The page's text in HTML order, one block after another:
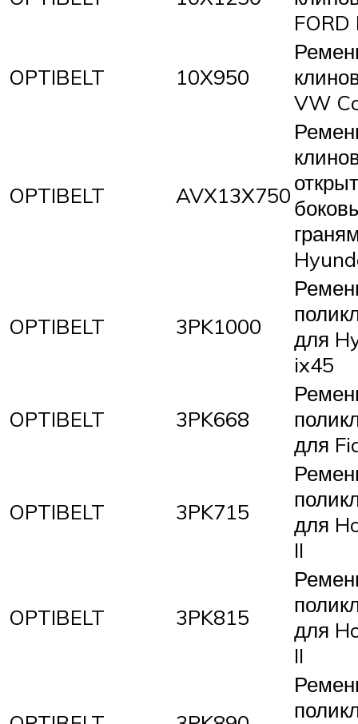
OPTIBELT 10X950
VW
OPTIBELT AVX13X750
OPTIBELT 3PK1000
для
ix45
OPTIBELT 3PK668
для
OPTIBELT 3PK715
для
II
OPTIBELT 3PK815
для
II